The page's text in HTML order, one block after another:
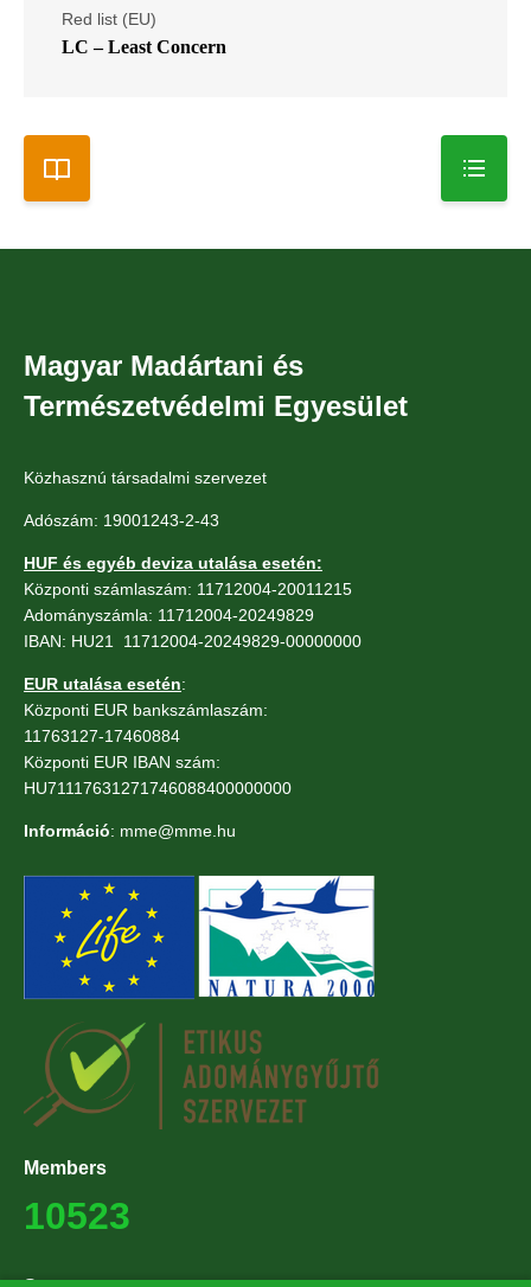
Red list (EU)
LC – Least Concern
Magyar Madártani és
Természetvédelmi Egyesület
Közhasznú társadalmi szervezet
Adószám: 19001243-2-43
HUF és egyéb deviza utalása esetén:
Központi számlaszám: 11712004-20011215
Adományszámla: 11712004-20249829
IBAN: HU21 11712004-20249829-00000000
EUR utalása esetén:
Központi EUR bankszámlaszám:
11763127-17460884
Központi EUR IBAN szám:
HU71117631271746088400000000
Információ: mme@mme.hu
Members
10523